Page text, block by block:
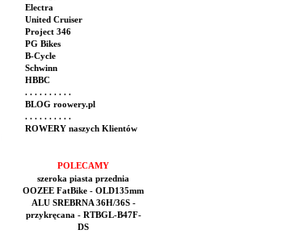
Electra
United Cruiser
Project 346
PG Bikes
B-Cycle
Schwinn
HBBC
. . . . . . . . . .
BLOG roowery.pl
. . . . . . . . . .
ROWERY naszych Klientów
POLECAMY
szeroka piasta przednia
OOZEE FatBike - OLD135mm
ALU SREBRNA 36H/36S -
przykręcana - RTBGL-B47F-
DS